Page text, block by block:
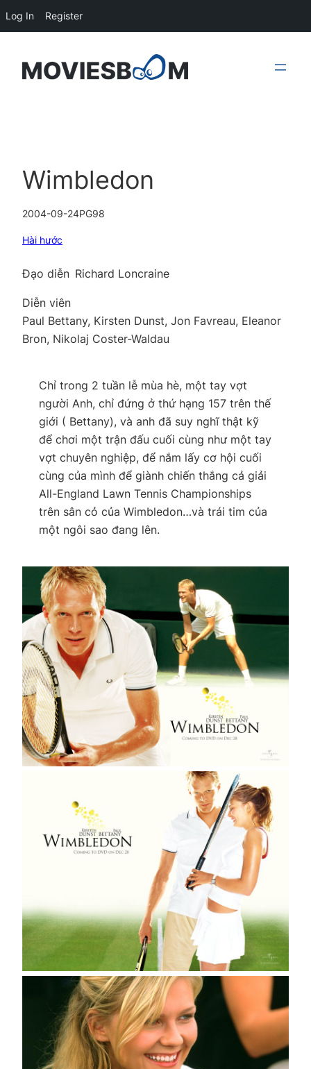
content
Wimbledon
2004-09-24PG98
Hài hước
Đạo diễn Richard Loncraine
Diễn viên
Paul Bettany, Kirsten Dunst, Jon Favreau, Eleanor
Bron, Nikolaj Coster-Waldau
Chỉ trong 2 tuần lễ mùa hè, một tay vợt
người Anh, chỉ đứng ở thứ hạng 157 trên thế
giới ( Bettany), và anh đã suy nghĩ thật kỹ
để chơi một trận đấu cuối cùng như một tay
vợt chuyên nghiệp, để nắm lấy cơ hội cuối
cùng của mình để giành chiến thắng cả giải
All-England Lawn Tennis Championships
trên sân cỏ của Wimbledon…và trái tim của
một ngôi sao đang lên.
Log In Register